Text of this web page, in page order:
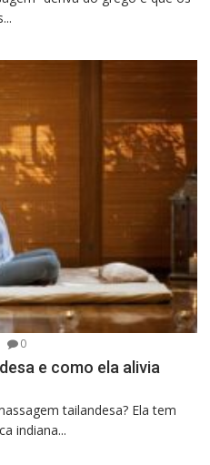
0
e como ela alivia
tailandesa? Ela tem
indiana...